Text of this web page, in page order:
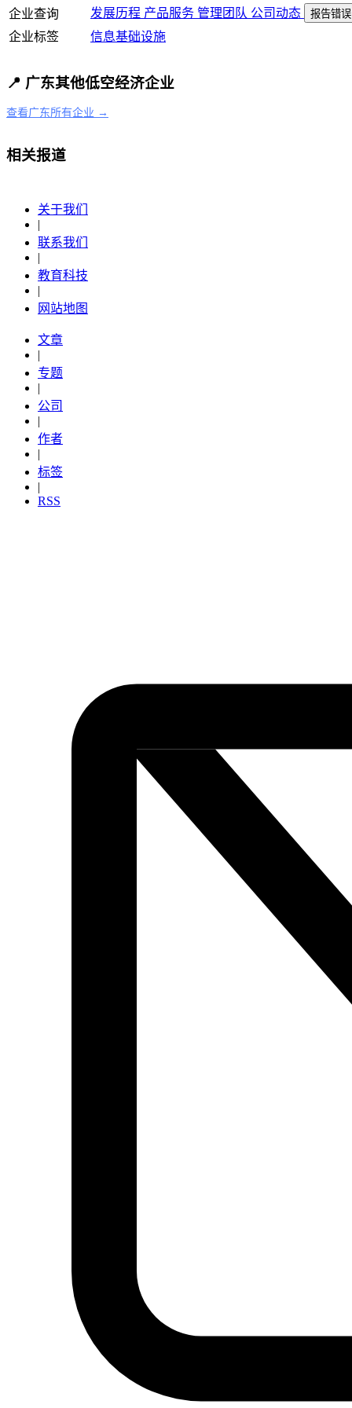
企业查询 发展历程 产品服务 管理团队 公司动态 报告错误
企业标签 信息基础设施
📍 广东其他低空经济企业
查看广东所有企业 →
相关报道
关于我们
|
联系我们
|
教育科技
|
网站地图
文章
|
专题
|
公司
|
作者
|
标签
|
RSS